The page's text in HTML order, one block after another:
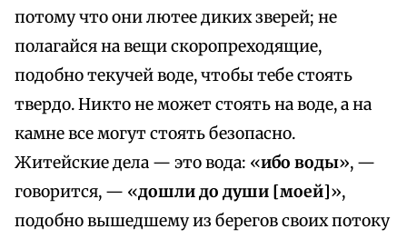
потому что они лютее диких зверей; не
полагайся на вещи скоропреходящие,
подобно текучей воде, чтобы тебе стоять
твердо. Никто не может стоять на воде, а на
камне все могут стоять безопасно.
Житейские дела — это вода: «ибо воды», —
говорится, — «дошли до души [моей]»,
подобно вышедшему из берегов своих потоку